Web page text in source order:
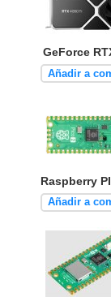
GeForce
Añadir a
Raspberry
Añadir a